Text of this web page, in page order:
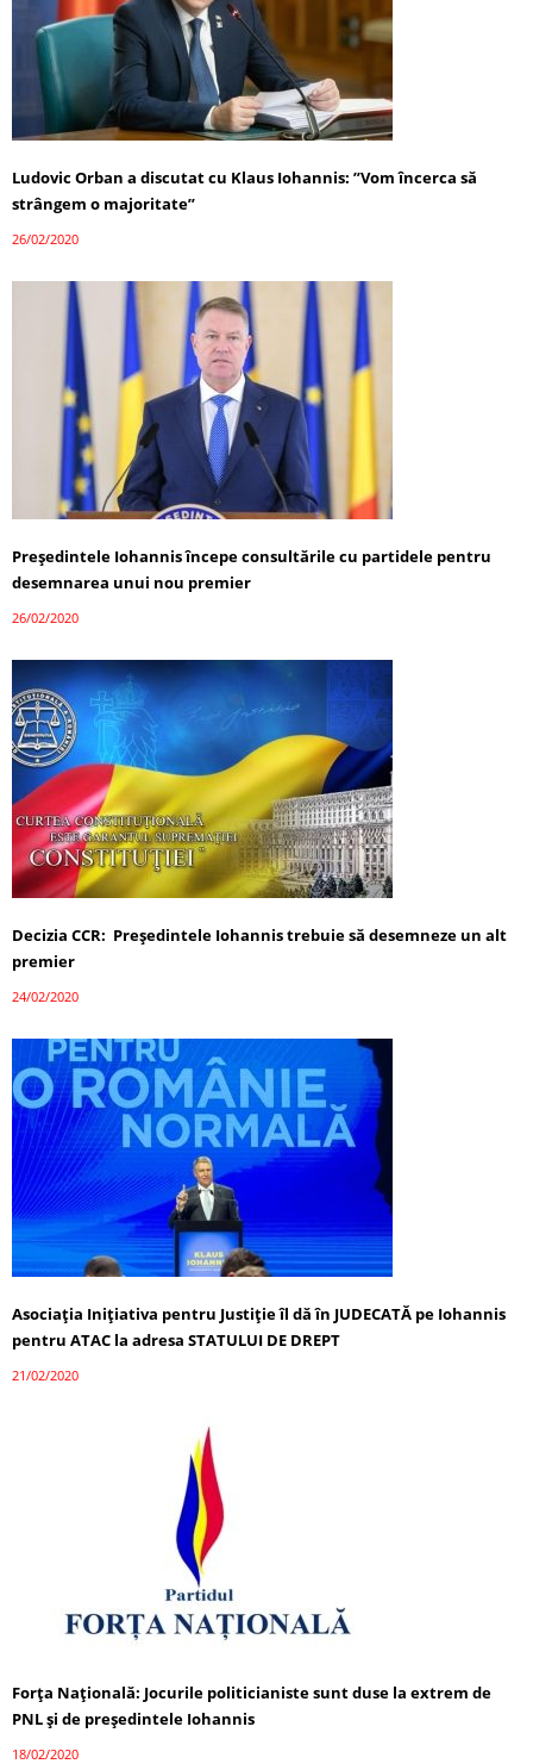
Ludovic Orban a discutat cu Klaus Iohannis: ”Vom încerca să
strângem o majoritate”
26/02/2020
Președintele Iohannis începe consultările cu partidele pentru
desemnarea unui nou premier
26/02/2020
Decizia CCR: Președintele Iohannis trebuie să desemneze un alt
premier
24/02/2020
Asociaţia Iniţiativa pentru Justiţie îl dă în JUDECATĂ pe Iohannis
pentru ATAC la adresa STATULUI DE DREPT
21/02/2020
Forța Națională: Jocurile politicianiste sunt duse la extrem de
PNL și de președintele Iohannis
18/02/2020